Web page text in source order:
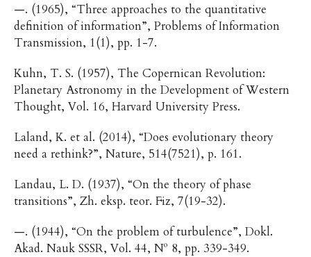
—. (1965), “Three approaches to the quantitative
definition of information”, Problems of Information
Transmission, 1(1), pp. 1-7.
Kuhn, T. S. (1957), The Copernican Revolution:
Planetary Astronomy in the Development of Western
Thought, Vol. 16, Harvard University Press.
Laland, K. et al. (2014), “Does evolutionary theory
need a rethink?”, Nature, 514(7521), p. 161.
Landau, L. D. (1937), “On the theory of phase
transitions”, Zh. eksp. teor. Fiz, 7(19-32).
—. (1944), “On the problem of turbulence”, Dokl.
Akad. Nauk SSSR, Vol. 44, Nº 8, pp. 339-349.